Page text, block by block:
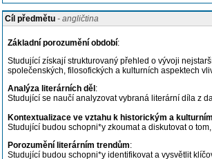
Cíl předmětu - angličtina
Základní porozumění období:
Studující získají strukturovaný přehled o vývoji
společenských, filosofických a kulturních aspektech
Analýza literárních děl :
Studující se naučí analyzovat vybraná literární díla z
Kontextualizace ve vztahu k historickým a
Studující budou schopni*y zkoumat a diskutovat o
Porozumění literárním trendům:
Studující budou schopni*y identifikovat a vysvětlit